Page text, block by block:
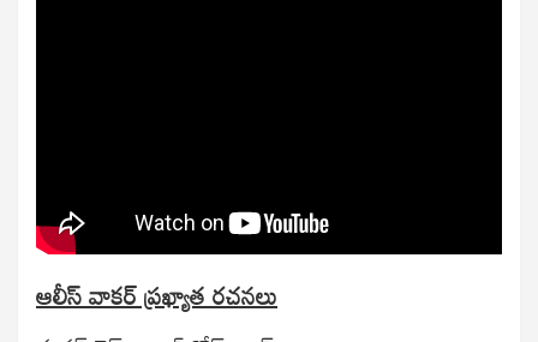
ఆలీస్‌ వాకర్‌ ప్రఖ్యాత రచనలు